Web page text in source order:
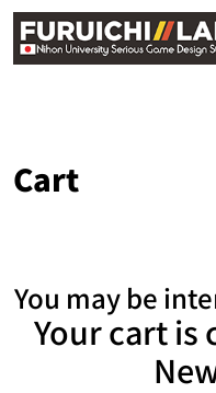
Cart
You may be
Your cart